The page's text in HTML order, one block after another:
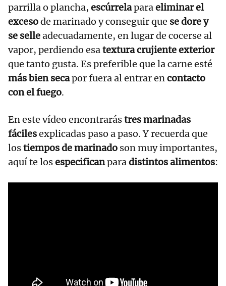
parrilla o plancha, escúrrelaparaeliminar el
excesode marinado y conseguir que se dore y
se selleadecuadamente, en lugar de cocerse al
vapor, perdiendo esatextura crujiente exterior
que tanto gusta. Es preferible que la carne esté
más bien secapor fuera al entrar encontacto
con el fuego.
En este vídeo encontrarástres marinadas
fácilesexplicadas paso a paso. Y recuerda que
lostiempos de marinado son muy importantes,
aquí te losespecificanparadistintos alimentos: